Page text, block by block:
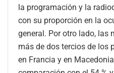
la programación y la
con su proporción en la
general. Por otro lado, las
más de dos tercios de los
en Francia y en